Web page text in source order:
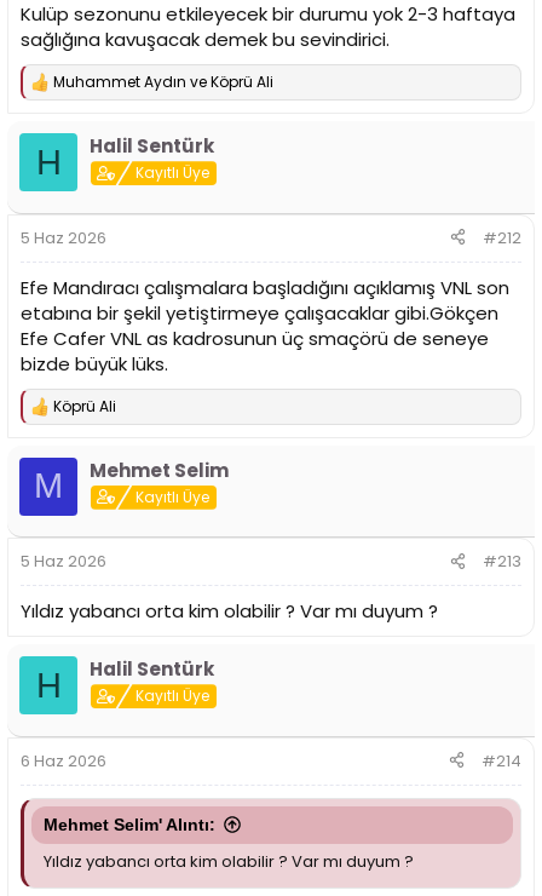
Kulüp sezonunu etkileyecek bir durumu yok 2-3 haftaya
sağlığına kavuşacak demek bu sevindirici.
T
p
l
Muhammet Aydın veKöprü Ali
H Halil Sentürk
Kayıtlı Üye
5 Haz 2026 #212
Efe Mandıracı çalışmalara başladığını açıklamış VNL son
etabına bir şekil yetiştirmeye çalışacaklar gibi.Gökçen
Efe Cafer VNL as kadrosunun üç smaçörü de seneye
bizde büyük lüks.
T
Köprü Ali
M Mehmet Selim
Kayıtlı Üye
5 Haz 2026 #213
Yıldız yabancı orta kim olabilir ? Var mı duyum ?
H Halil Sentürk
Kayıtlı Üye
6 Haz 2026 #214
Mehmet Selim' Alıntı:
Yıldız yabancı orta kim olabilir ? Var mı duyum ?